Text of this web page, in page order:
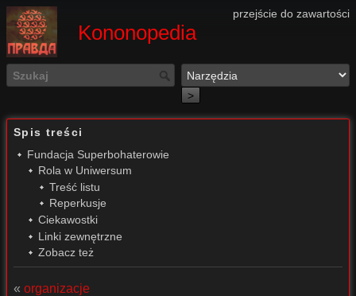
przejście do zawartości
Kononopedia
>
Spis treści
Fundacja Superbohaterowie
Rola w Uniwersum
Treść listu
Reperkusje
Ciekawostki
Linki zewnętrzne
Zobacz też
« organizacje